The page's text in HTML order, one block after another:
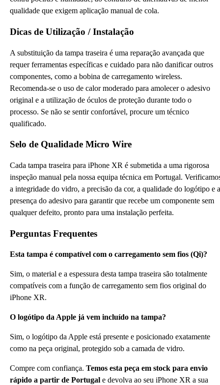
qualidade que exigem aplicação manual de cola.
Dicas de Utilização / Instalação
A substituição da tampa traseira é uma reparação avançada que
requer ferramentas específicas e cuidado para não danificar outros
componentes, como a bobina de carregamento wireless.
Recomenda-se o uso de calor moderado para amolecer o adesivo
original e a utilização de óculos de proteção durante todo o
processo. Se não se sentir confortável, procure um técnico
qualificado.
Selo de Qualidade Micro Wire
Cada tampa traseira para iPhone XR é submetida a uma rigorosa
inspeção manual pela nossa equipa técnica em Portugal.
a integridade do vidro, a precisão da cor, a qualidade do logótipo e a
presença do adesivo para garantir que recebe um componente sem
qualquer defeito, pronto para uma instalação perfeita.
Perguntas Frequentes
Esta tampa é compatível com o carregamento sem fios (Qi)?
Sim, o material e a espessura desta tampa traseira são totalmente
compatíveis com a função de carregamento sem fios original do
iPhone XR.
O logótipo da Apple já vem incluído na tampa?
Sim, o logótipo da Apple está presente e posicionado exatamente
como na peça original, protegido sob a camada de vidro.
Compre com confiança. Temos esta peça em stock para envio
rápido a partir de Portugal e devolva ao seu iPhone XR a sua